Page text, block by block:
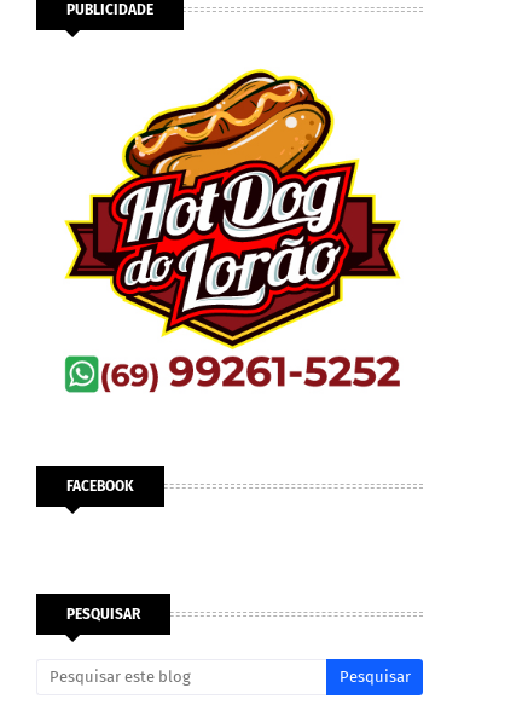
PUBLICIDADE
FACEBOOK
PESQUISAR